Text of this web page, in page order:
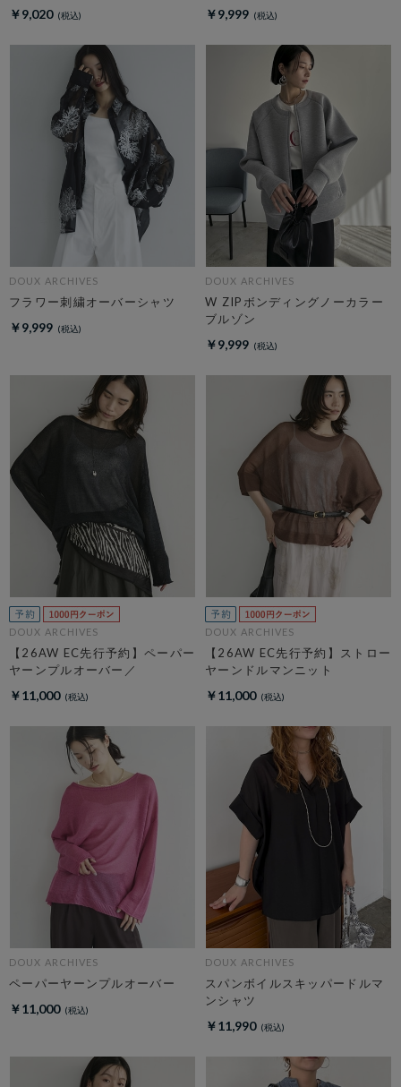
￥9,020 ￥9,999
DOUX ARCHIVES
フラワー刺繍オーバーシャツ
￥9,999
DOUX ARCHIVES
W ZIPボンディングノーカラー
ブルゾン
￥9,999
DOUX ARCHIVES
【26AW EC先行予約】ペーパー
ヤーンプルオーバー／
￥11,000
DOUX ARCHIVES
【26AW EC先行予約】ストロー
ヤーンドルマンニット
￥11,000
DOUX ARCHIVES
ペーパーヤーンプルオーバー
￥11,000
DOUX ARCHIVES
スパンボイルスキッパードルマ
ンシャツ
￥11,990